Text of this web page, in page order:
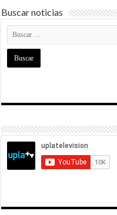
Buscar noticias